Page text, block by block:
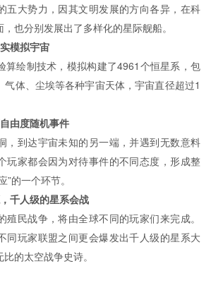
大势力，因其文明发展的方向各异，在科
也分别发展出了多样化的星际舰船。
模拟宇宙
绘制技术，模拟构建了4961个恒星系，包
体、尘埃等各种宇宙天体，宇宙直径超过1
由度随机事件
到达宇宙未知的另一端，并遇到无数意料
玩家都会因为对待事件的不同态度，形成整
的一个环节。
人级的星系会战
民战争，将由全球不同的玩家们来完成。
同玩家联盟之间更会爆发出千人级的星系大
的太空战争史诗。